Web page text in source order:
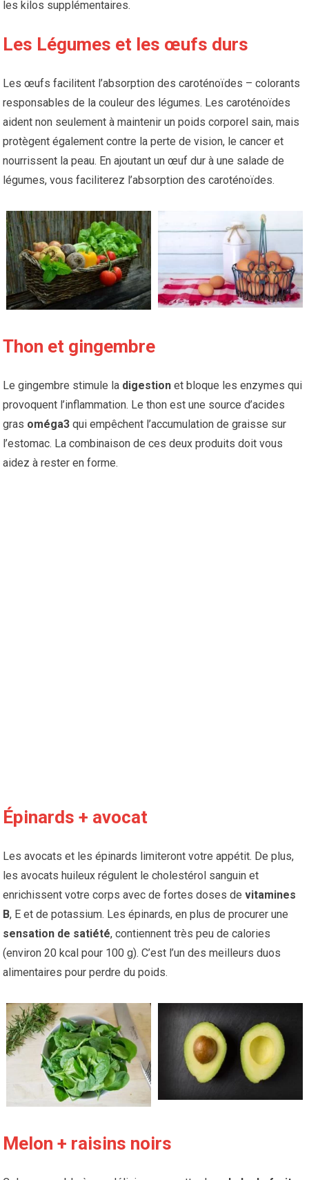
les kilos supplémentaires.
Les Légumes et les œufs durs
Les œufs facilitent l’absorption des caroténoïdes – colorants
responsables de la couleur des légumes. Les caroténoïdes
aident non seulement à maintenir un poids corporel sain, mais
protègent également contre la perte de vision, le cancer et
nourrissent la peau. En ajoutant un œuf dur à une salade de
légumes, vous faciliterez l’absorption des caroténoïdes.
Thon et gingembre
Le gingembre stimule la digestion et bloque les enzymes qui
provoquent l’inflammation. Le thon est une source d’acides
gras oméga3 qui empêchent l’accumulation de graisse sur
l’estomac. La combinaison de ces deux produits doit vous
aidez à rester en forme.
Épinards + avocat
Les avocats et les épinards limiteront votre appétit. De plus,
les avocats huileux régulent le cholestérol sanguin et
enrichissent votre corps avec de fortes doses devitamines
B, E et de potassium. Les épinards, en plus de procurer une
sensation de satiété, contiennent très peu de calories
(environ 20 kcal pour 100 g). C’est l’un des meilleurs duos
alimentaires pour perdre du poids.
Melon + raisins noirs